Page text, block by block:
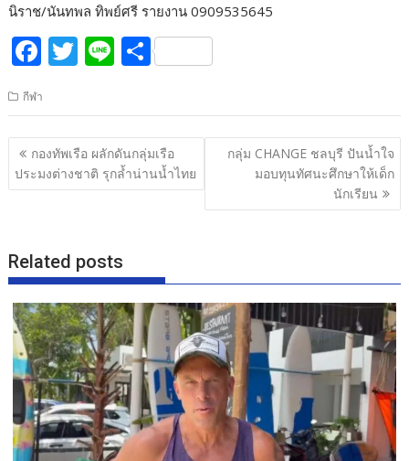
นิราช/นันทพล ทิพย์ศรี รายงาน 0909535645
F
e
b
o
o
T
itt
er
Li
e
S
ar
e
กีฬา
แนะแนว
เรื่อง
กองทัพเรือ ผลักดันกลุ่มเรือ
ประมงต่างชาติ รุกล้ำน่านน้ำไทย
กลุ่ม CHANGE ชลบุรี ปันน้ำใจ
มอบทุนทัศนะศึกษาให้เด็ก
นักเรียน
Related posts